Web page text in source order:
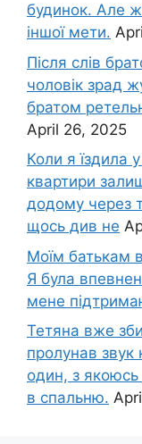
будинок. Але ж
іншої мети.
Після слів
чоловік зpад
братом
April 26, 2025
Коли я їздила
квартири
додому через
щось див не
Моїм батькам
Я була
мене
Тетяна вже
пролунав звук
один, з
в спальню.